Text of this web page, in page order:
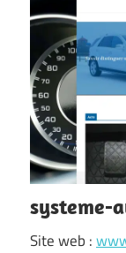
systeme-
Site web :